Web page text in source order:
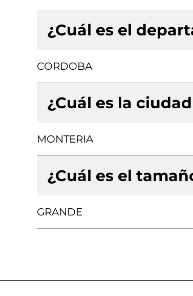
¿Cuál es el
CORDOBA
¿Cuál es la
MONTERIA
¿Cuál es el
GRANDE